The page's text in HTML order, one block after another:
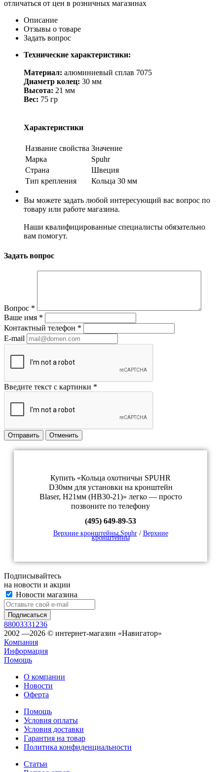
отличаться от цен в розничных магазинах
Описание
Отзывы о товаре
Задать вопрос
Технические характеристики:
Материал: алюминиевый сплав 7075
Диаметр колец: 30 мм
Высота: 21 мм
Вес: 75 гр
Характеристики
Название свойства Значение
Марка
Spuhr
Страна
Швеция
Тип крепления
Кольца 30 мм
Вы можете задать любой интересующий вас вопрос по
товару или работе магазина.
Наши квалифицированные специалисты обязательно
вам помогут.
Задать вопрос
Вопрос *
Ваше имя *
Контактный телефон *
E-mail
Введите текст с картинки *
Отправить Отменить
Купить «Кольца охотничьи SPUHR
D30мм для установки на кронштейн
Blaser, H21мм (HB30-21)» легко — просто
позвоните по телефону
(495) 649-89-53
Верхние кронштейны Spuhr/ Верхние
кронштейны
Подписывайтесь
на новости и акции
Новости магазина
88003331236
2002 —2026 © интернет-магазин «Навигатор»
Компания
Информация
Помощь
О компании
Новости
Оферта
Помощь
Условия оплаты
Условия доставки
Гарантия на товар
Политика конфиденциальности
Статьи